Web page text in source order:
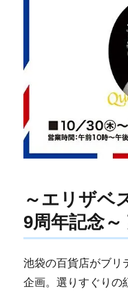
～エリザベ
9周年記念～
池袋の百貨店がブリ
企画。選りすぐりの